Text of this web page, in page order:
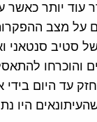
יותר כאשר
על מצב
חטיפה של סטיב
מוחזק עד היום
היו